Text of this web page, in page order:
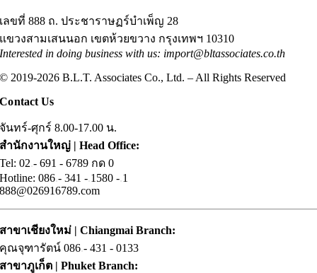
เลขที่ 888 ถ. ประชาราษฏร์บำเพ็ญ 28
แขวงสามเสนนอก เขตห้วยขวาง กรุงเทพฯ 10310
Interested in doing business with us: import@bltassociates.co.th
© 2019-2026 B.L.T. Associates Co., Ltd. – All Rights Reserved
Contact Us
จันทร์-ศุกร์ 8.00-17.00 น.
สำนักงานใหญ่ | Head Office:
Tel: 02.- 691 - 6789 กด 0
Hotline: 086.- 341 -.1580 -.1
888@026916789.com
สาขาเชียงใหม่ | Chiangmai Branch:
คุณจุฑารัตน์ 086.- 431 - 0133
สาขาภูเก็ต | Phuket Branch: